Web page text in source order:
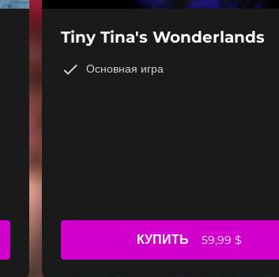
Tiny Tina's Wonderlands
Основная игра
КУПИТЬ 59,99 $